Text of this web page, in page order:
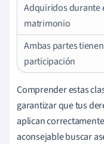
Adquiridos durante
matrimonio
Ambas partes tienen
participación
Comprender estas
garantizar que tus
aplican
aconsejable buscar